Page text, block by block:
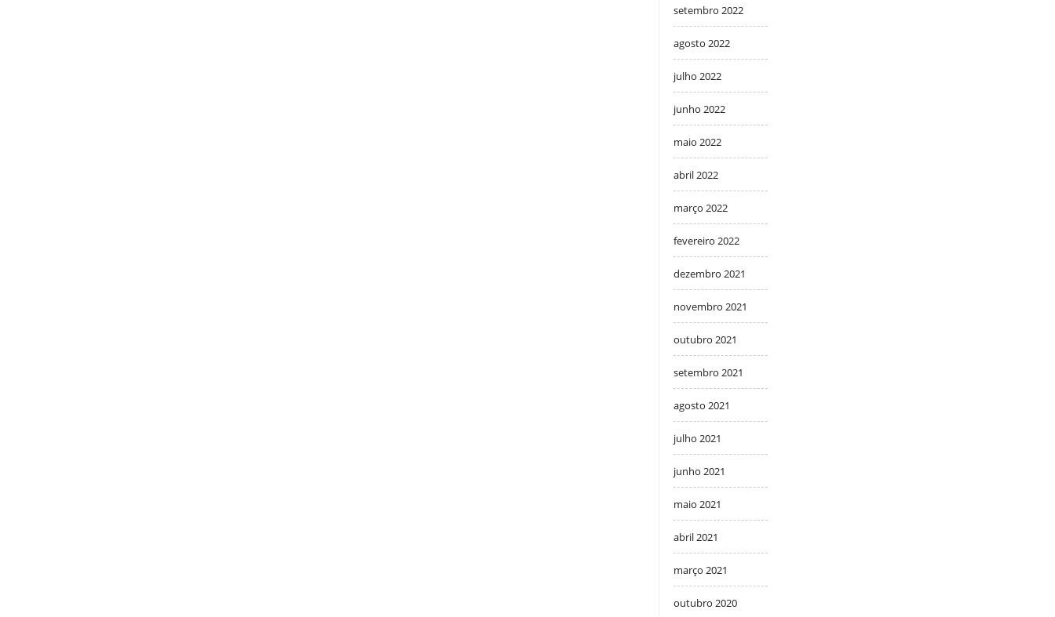
setembro 2022
agosto 2022
julho 2022
junho 2022
maio 2022
abril 2022
março 2022
fevereiro 2022
dezembro 2021
novembro 2021
outubro 2021
setembro 2021
agosto 2021
julho 2021
junho 2021
maio 2021
abril 2021
março 2021
outubro 2020